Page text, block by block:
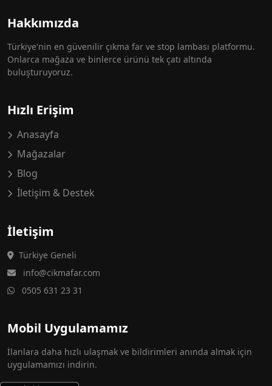
Hakkımızda
Türkiye'nin en güvenilir çıkma far ve stop lambası platformu.
Onlarca mağaza ve binlerce ürünü tek çatı altında
buluşturuyoruz.
Hızlı Erişim
Anasayfa
Mağazalar
Blog
İletişim & Destek
İletişim
Türkiye Geneli
info@cikmafar.com
0505 631 23 31
Mobil Uygulamamız
İlanlara daha hızlı ulaşmak ve bildirimleri anında almak için
uygulamamızı indirin.